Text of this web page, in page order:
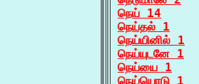
நெய் 14
நெய்தல் 1
நெய்யினில் 1
நெய்யுடனே 1
நெய்யை 1
நெய்யொடு 1